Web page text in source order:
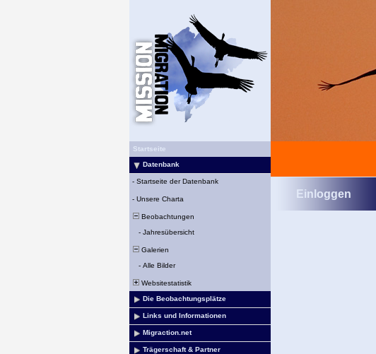
Startseite
Datenbank
- Startseite der Datenbank
- Unsere Charta
Beobachtungen
- Jahresübersicht
Galerien
- Alle Bilder
Websitestatistik
Die Beobachtungsplätze
Links und Informationen
Migraction.net
Trägerschaft & Partner
Einloggen